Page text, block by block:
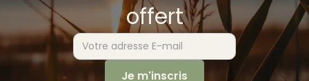
offert